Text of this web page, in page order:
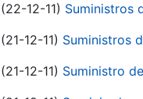
(22-12-11) Suministros
(21-12-11) Suministros
(21-12-11) Suministro